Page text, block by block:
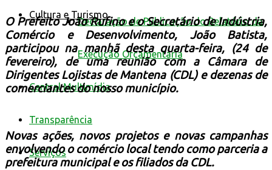
Cultura e Turismo
Declaração de Publicação do Relatório da
Execução Orçamentária
Central Multimídia
Transparência
Serviços
O Prefeito João Rufino e o Secretário de Indústria,
Comércio e Desenvolvimento, João Batista,
participou na manhã desta quarta-feira, (24 de
fevereiro), de uma reunião com a Câmara de
Dirigentes Lojistas de Mantena (CDL) e dezenas de
comerciantes do nosso município.
Novas ações, novos projetos e novas campanhas
envolvendo o comércio local tendo como parceria a
prefeitura municipal e os filiados da CDL.